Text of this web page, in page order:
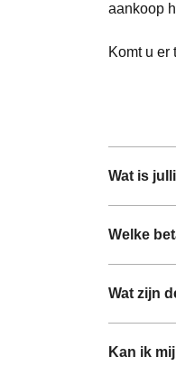
aankoop
Komt u er
Wat is
Welke
Wat zijn
Kan ik